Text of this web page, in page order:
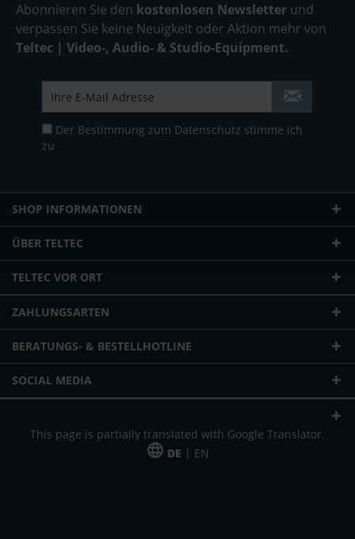
Abonnieren Sie den kostenlosen Newsletter und
verpassen Sie keine Neuigkeit oder Aktion mehr von
Teltec | Video-, Audio- & Studio-Equipment.
Der Bestimmung zum Datenschutz stimme ich
zu
SHOP INFORMATIONEN
ÜBER TELTEC
TELTEC VOR ORT
ZAHLUNGSARTEN
BERATUNGS- & BESTELLHOTLINE
SOCIAL MEDIA
This page is partially translated with Google Translator.
DE | EN